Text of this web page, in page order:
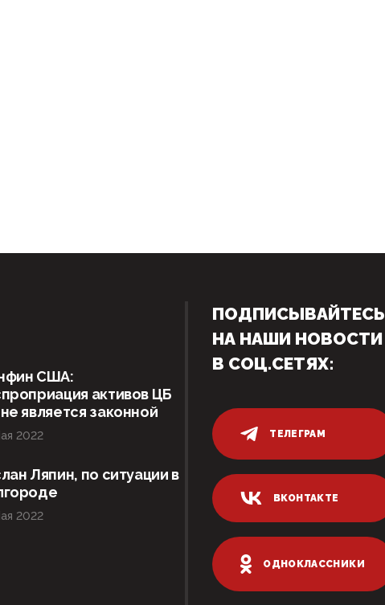
США:
активов ЦБ
является законной
2022
Ляпин, по ситуации в
2022
ПОДПИСЫВАЙТЕСЬ
НА НАШИ НОВОСТИ
В СОЦ.СЕТЯХ:
ТЕЛЕГРАМ
ВКОНТАКТЕ
ОДНОКЛАССНИКИ